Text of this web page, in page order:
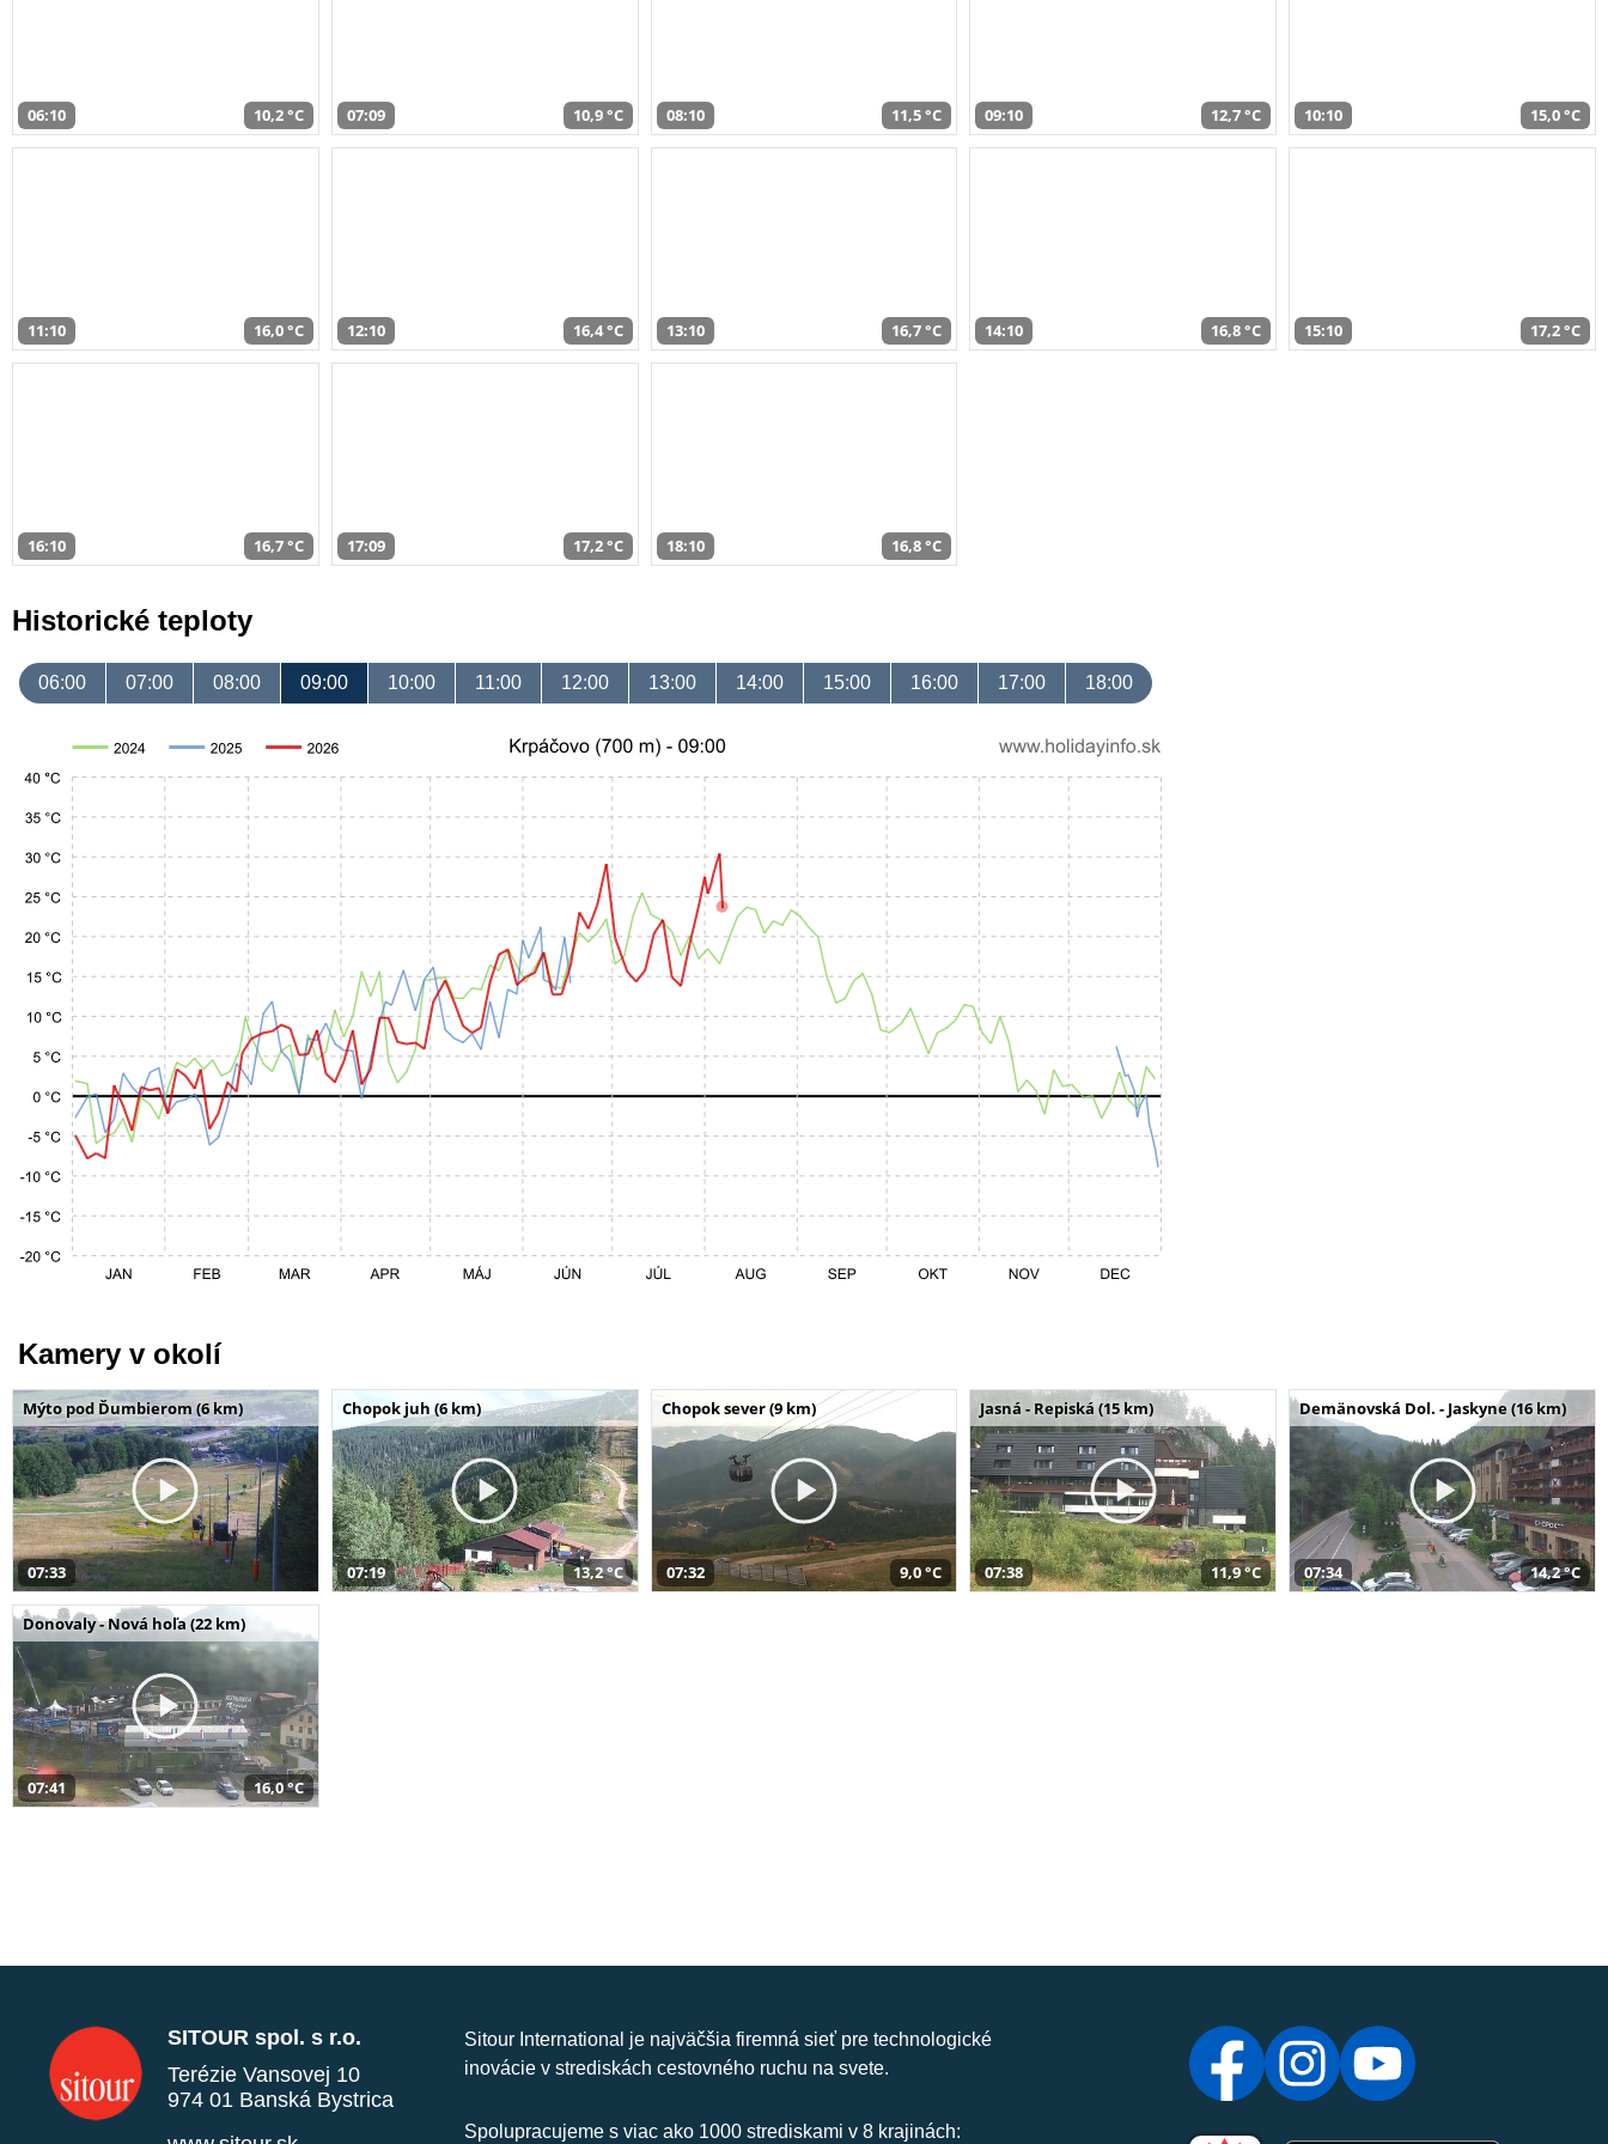
06:10 10,2 °C 07:09 10,9 °C 08:10 11,5 °C 09:10 12,7 °C 10:10 15,0 °C
11:10 16,0 °C 12:10 16,4 °C 13:10 16,7 °C 14:10 16,8 °C 15:10 17,2 °C
16:10 16,7 °C 17:09 17,2 °C 18:10 16,8 °C
Historické teploty
06:00 07:00 08:00 09:00 10:00 11:00 12:00 13:00 14:00 15:00 16:00 17:00 18:00
Kamery v okolí
Mýto pod Ďumbierom (6 km)
07:33
Chopok juh (6 km)
07:19 13,2 °C
Chopok sever (9 km)
07:32 9,0 °C
Jasná - Repiská (15 km)
07:38 11,9 °C
Demänovská Dol. - Jaskyne (16 km)
07:34 14,2 °C
Donovaly - Nová hoľa (22 km)
07:41 16,0 °C
SITOUR spol. s r.o.
Terézie Vansovej 10
974 01 Banská Bystrica
Sitour International je najväčšia firemná sieť pre technologické
inovácie v strediskách cestovného ruchu na svete.
Spolupracujeme s viac ako 1000 strediskami v 8 krajinách: